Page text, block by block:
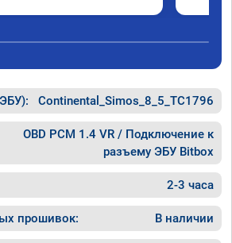
как грамотного
Continental_Simos_8_5_TC1796
OBD PCM 1.4 VR / Подключение к
разъему ЭБУ Bitbox
2-3 часа
прошивок: В наличии